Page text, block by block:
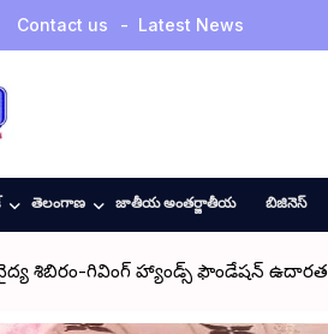
Contact us Latest News
తెలంగాణ జాతీయ అంతర్జాతీయ బిజినెస్
శిబిరం-గివింగ్ హ్యాండ్స్ ఫౌండేషన్ ఉదారత